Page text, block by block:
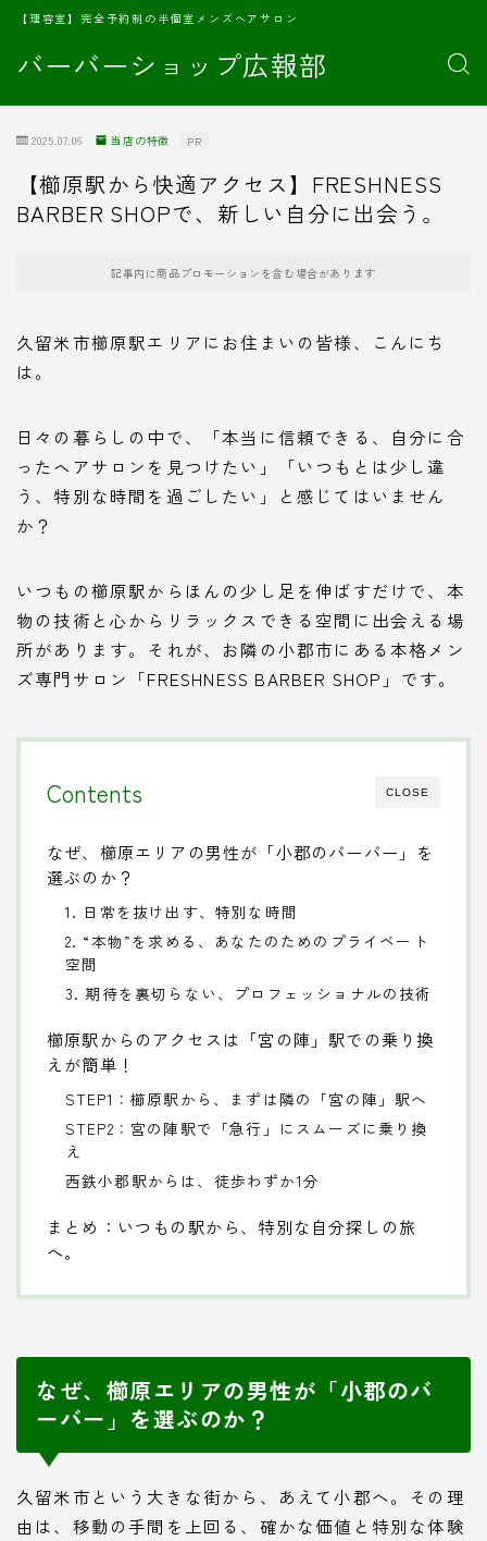
バーバーショップ広報部
【理容室】完全予約制の半個室メンズヘアサロン
2025.07.06 当店の特徴 PR
【櫛原駅から快適アクセス】FRESHNESS
BARBER SHOPで、新しい自分に出会う。
記事内に商品プロモーションを含む場合があります
久留米市櫛原駅エリアにお住まいの皆様、こんにち
は。
日々の暮らしの中で、「本当に信頼できる、自分に合
ったヘアサロンを見つけたい」「いつもとは少し違
う、特別な時間を過ごしたい」と感じてはいません
か？
いつもの櫛原駅からほんの少し足を伸ばすだけで、本
物の技術と心からリラックスできる空間に出会える場
所があります。それが、お隣の小郡市にある本格メン
ズ専門サロン「FRESHNESS BARBER SHOP」です。
CLOSE
Contents
なぜ、櫛原エリアの男性が「小郡のバーバー」を
選ぶのか？
1. 日常を抜け出す、特別な時間
2. “本物”を求める、あなたのためのプライベート
空間
3. 期待を裏切らない、プロフェッショナルの技術
櫛原駅からのアクセスは「宮の陣」駅での乗り換
えが簡単！
STEP1：櫛原駅から、まずは隣の「宮の陣」駅へ
STEP2：宮の陣駅で「急行」にスムーズに乗り換
え
西鉄小郡駅からは、徒歩わずか1分
まとめ：いつもの駅から、特別な自分探しの旅
へ。
なぜ、櫛原エリアの男性が「小郡のバ
ーバー」を選ぶのか？
久留米市という大きな街から、あえて小郡へ。その理
由は、移動の手間を上回る、確かな価値と特別な体験